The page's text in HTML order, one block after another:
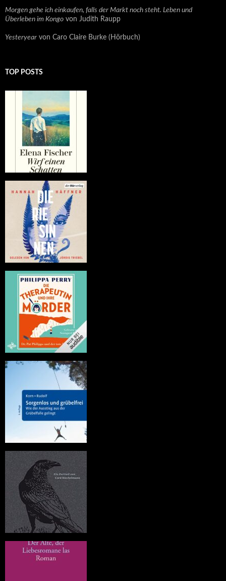
Morgen gehe ich einkaufen, falls der Markt noch steht. Leben und
Überleben im Kongo von Judith Raupp
Yesteryear von Caro Claire Burke (Hörbuch)
TOP POSTS